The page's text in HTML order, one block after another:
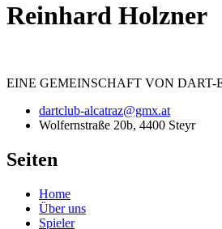
Reinhard Holzner
EINE GEMEINSCHAFT VON DART-
dartclub-alcatraz@gmx.at
Wolfernstraße 20b, 4400 Steyr
Seiten
Home
Über uns
Spieler